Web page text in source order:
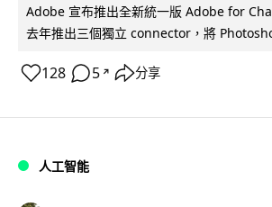
Adobe 宣布推出全新統一版 Adobe for
去年推出三個獨立 connector，將
128 5 ↗ 分享
人工智能